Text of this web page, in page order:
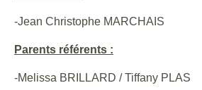
-Jean Christophe MARCHAIS
Parents référents :
-Melissa BRILLARD / Tiffany PLAS